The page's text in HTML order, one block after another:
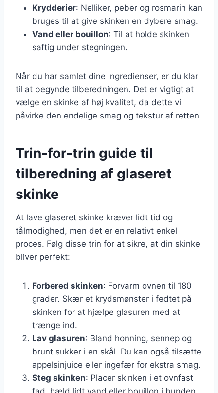
Krydderier: Nelliker, peber og rosmarin kan
bruges til at give skinken en dybere smag.
Vand eller bouillon: Til at holde skinken
saftig under stegningen.
Når du har samlet dine ingredienser, er du klar
til at begynde tilberedningen. Det er vigtigt at
vælge en skinke af høj kvalitet, da dette vil
påvirke den endelige smag og tekstur af retten.
Trin-for-trin guide til
tilberedning af glaseret
skinke
At lave glaseret skinke kræver lidt tid og
tålmodighed, men det er en relativt enkel
proces. Følg disse trin for at sikre, at din skinke
bliver perfekt:
Forbered skinken: Forvarm ovnen til 180
grader. Skær et krydsmønster i fedtet på
skinken for at hjælpe glasuren med at
trænge ind.
Lav glasuren: Bland honning, sennep og
brunt sukker i en skål. Du kan også tilsætte
appelsinjuice eller ingefær for ekstra smag.
Steg skinken: Placer skinken i et ovnfast
fad, hæld lidt vand eller bouillon i bunden,